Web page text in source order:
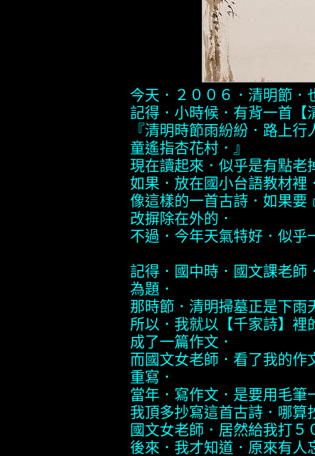
今天．２００６．清明節．
記得．小時候．有背一首【
『清明時節雨紛紛．路上
童遙指杏花村．』
現在讀起來．似乎是有點老
如果．放在國小台語教材裡
像這樣的一首古詩．如果要
改摒除在外的．
不過．今年天氣特好．似乎
記得．國中時．國文課老師
為題．
那時節．清明掃墓正是下雨
所以．我就以【千家詩】裡
成了一篇作文．
而國文女老師．看了我的作
重寫．
當年．寫作文．是要用毛筆
我頂多抄寫這首古詩．哪算
國文女老師．居然給我打５
後來．我才知道．原來有人